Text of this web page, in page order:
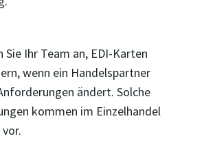
Sie Ihr Team an, EDI-Karten
wenn ein Handelspartner
ändert. Solche
kommen im Einzelhandel